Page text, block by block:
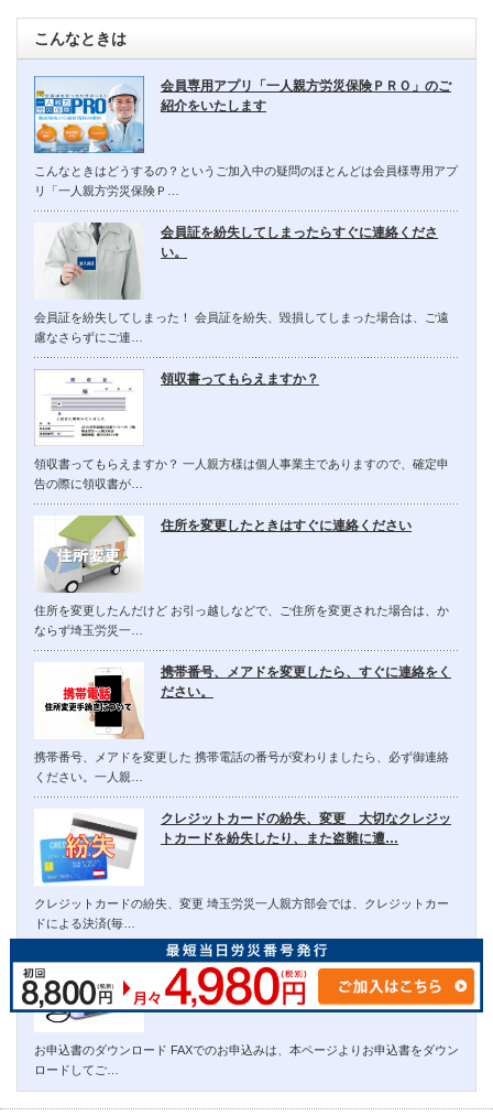
こんなときは
会員専用アプリ「一人親方労災保険ＰＲＯ」のご
紹介をいたします
こんなときはどうするの？というご加入中の疑問のほとんどは会員様専用アプ
リ「一人親方労災保険Ｐ…
会員証を紛失してしまったらすぐに連絡くださ
い。
会員証を紛失してしまった！ 会員証を紛失、毀損してしまった場合は、ご遠
慮なさらずにご連…
領収書ってもらえますか？
領収書ってもらえますか？ 一人親方様は個人事業主でありますので、確定申
告の際に領収書が…
住所を変更したときはすぐに連絡ください
住所を変更したんだけど お引っ越しなどで、ご住所を変更された場合は、か
ならず埼玉労災一…
携帯番号、メアドを変更したら、すぐに連絡をく
ださい。
携帯番号、メアドを変更した 携帯電話の番号が変わりましたら、必ず御連絡
ください。一人親…
クレジットカードの紛失、変更 大切なクレジッ
トカードを紛失したり、また盗難に遭…
クレジットカードの紛失、変更 埼玉労災一人親方部会では、クレジットカー
ドによる決済(毎…
FAXでのお申込みは、本ページよりお申込書をダ
ウンロードしてご利用ください。
お申込書のダウンロード FAXでのお申込みは、本ページよりお申込書をダウン
ロードしてご…